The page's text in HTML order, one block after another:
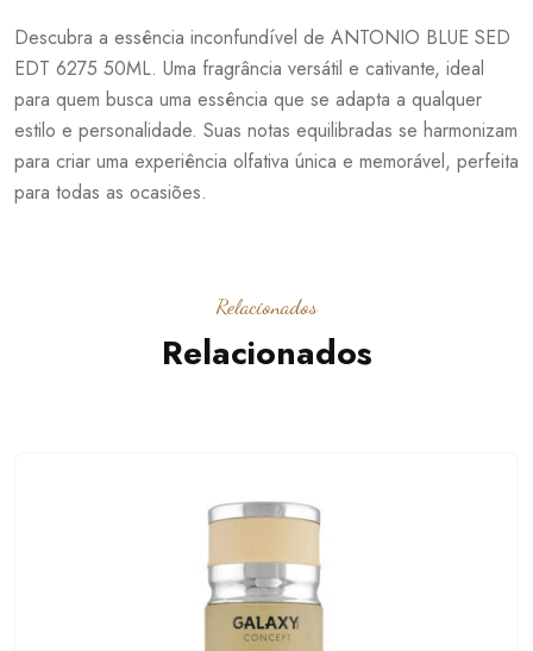
Descubra a essência inconfundível de ANTONIO BLUE SED
EDT 6275 50ML. Uma fragrância versátil e cativante, ideal
para quem busca uma essência que se adapta a qualquer
estilo e personalidade. Suas notas equilibradas se harmonizam
para criar uma experiência olfativa única e memorável, perfeita
para todas as ocasiões.
Relacionados
Relacionados